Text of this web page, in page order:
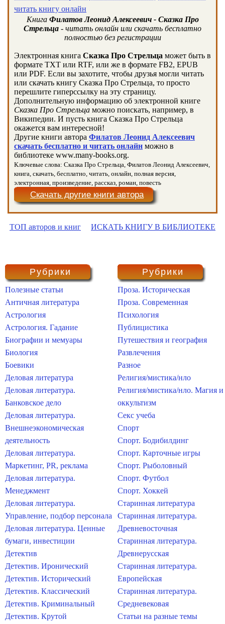
читать книгу онлайн
Книга Филатов Леонид Алексеевич - Сказка Про
Стрельца - читать онлайн или скачать бесплатно
полностью без регистрации
Электронная книга Сказка Про Стрельца может быть в
формате TXT или RTF, или же в формате FB2, EPUB
или PDF. Если вы захотите, чтобы друзья могли читать
или скачать книгу Сказка Про Стрельца, то просто
перешлите гиперссылку на эту страницу.
Дополнительную информацию об электронной книге
Сказка Про Стрельца можно поискать, например, в
Википедии. И пусть книга Сказка Про Стрельца
окажется вам интересной!
Другие книги автора Филатов Леонид Алексеевич
скачать бесплатно и читать онлайн можно в
библиотеке www.many-books.org.
Ключевые слова: Сказка Про Стрельца, Филатов Леонид Алексеевич,
книга, скачать, бесплатно, читать, онлайн, полная версия,
электронная, произведение, рассказ, роман, повесть
Скачать другие книги автора
ТОП авторов и книг ИСКАТЬ КНИГУ В БИБЛИОТЕКЕ
Рубрики
Полезные статьи
Античная литература
Астрология
Астрология. Гадание
Биографии и мемуары
Биология
Боевики
Деловая литература
Деловая литература.
Банковское дело
Деловая литература.
Внешнеэкономическая
деятельность
Деловая литература.
Маркетинг, PR, реклама
Деловая литература.
Менеджмент
Деловая литература.
Управление, подбор персонала
Деловая литература. Ценные
бумаги, инвестиции
Детектив
Детектив. Иронический
Детектив. Исторический
Детектив. Классический
Детектив. Криминальный
Детектив. Крутой
Рубрики
Проза. Историческая
Проза. Современная
Психология
Публицистика
Путешествия и география
Развлечения
Разное
Религия/мистика/нло
Религия/мистика/нло. Магия и
оккультизм
Секс учеба
Спорт
Спорт. Бодибилдинг
Спорт. Карточные игры
Спорт. Рыболовный
Спорт. Футбол
Спорт. Хоккей
Старинная литература
Старинная литература.
Древневосточная
Старинная литература.
Древнерусская
Старинная литература.
Европейская
Старинная литература.
Средневековая
Статьи на разные темы